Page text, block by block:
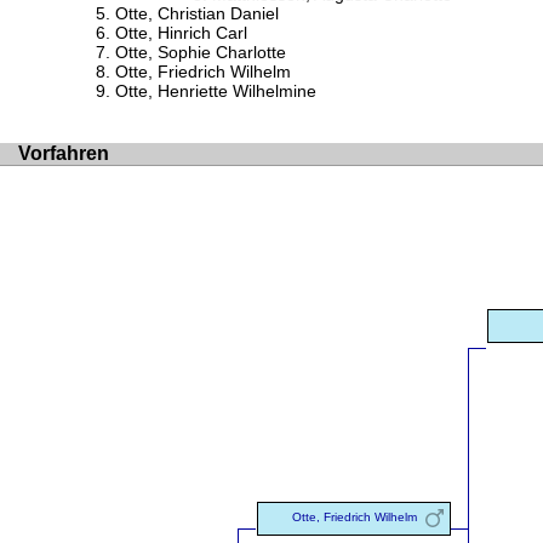
Otte, Christian Daniel
Otte, Hinrich Carl
Otte, Sophie Charlotte
Otte, Friedrich Wilhelm
Otte, Henriette Wilhelmine
Vorfahren
Otte, Friedrich Wilhelm